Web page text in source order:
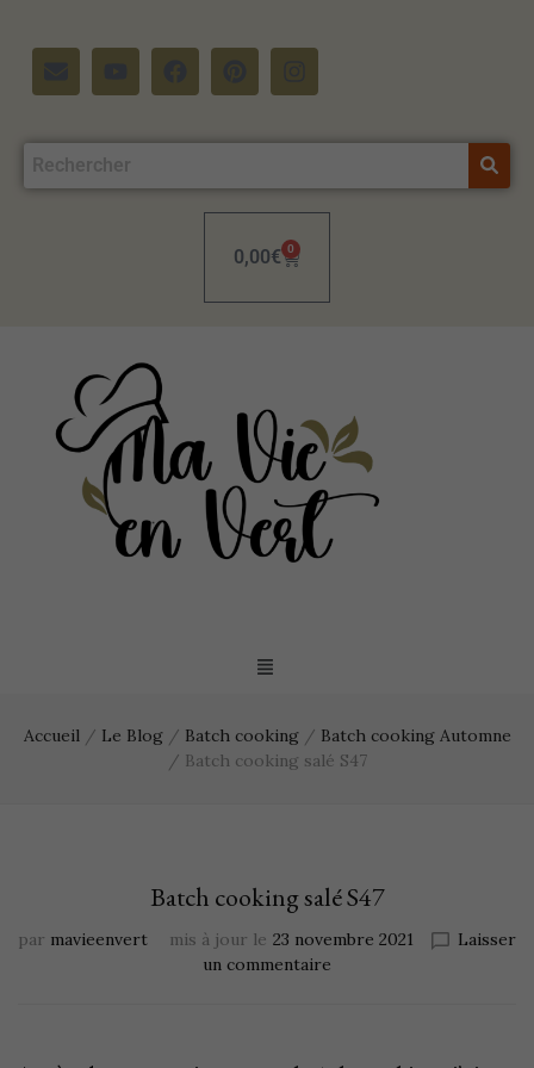
0,00€ 0
Accueil / Le Blog / Batch cooking / Batch cooking Automne
/ Batch cooking salé S47
Batch cooking salé S47
par mavieenvert mis à jour le 23 novembre 2021
Laisser
un commentaire